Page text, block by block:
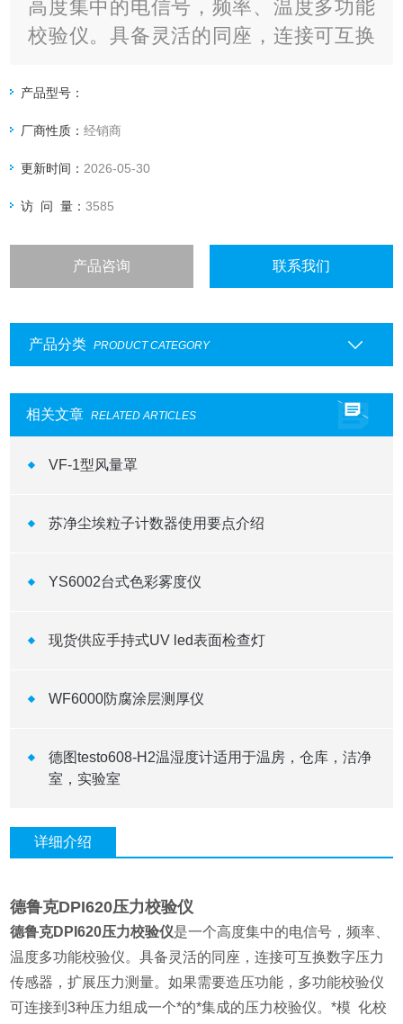
高度集中的电信号，频率、温度多功能
校验仪。具备灵活的同座，连接可互换
需要造压功能
产品型号：
厂商性质：经销商
更新时间： 2026-05-30
访 问 量：3585
产品咨询 联系我们
产品分类 PRODUCT CATEGORY
相关文章 RELATED ARTICLES
VF-1型风量罩
苏净尘埃粒子计数器使用要点介绍
YS6002台式色彩雾度仪
现货供应手持式UV led表面检查灯
WF6000防腐涂层测厚仪
德图testo608-H2温湿度计适用于温房，仓库，洁净
室，实验室
详细介绍
德鲁克DPI620压力校验仪
德鲁克DPI620压力校验仪是一个高度集中的电信号，频率、
温度多功能校验仪。具备灵活的同座，连接可互换数字压力
传感器，扩展压力测量。如果需要造压功能，多功能校验仪
可连接到3种压力组成一个*的*集成的压力校验仪。*模 化校